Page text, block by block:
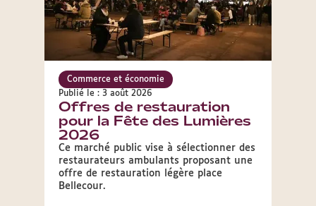
Commerce et économie
Publié le : 3 août 2026
Offres de restauration
pour la Fête des Lumières
2026
Ce marché public vise à sélectionner des
restaurateurs ambulants proposant une
offre de restauration légère place
Bellecour.